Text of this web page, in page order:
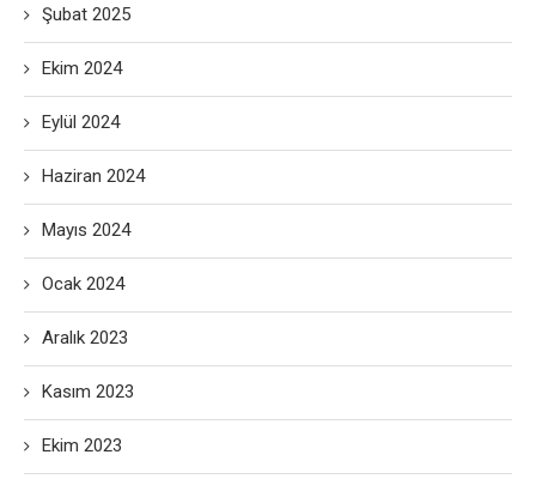
Şubat 2025
Ekim 2024
Eylül 2024
Haziran 2024
Mayıs 2024
Ocak 2024
Aralık 2023
Kasım 2023
Ekim 2023